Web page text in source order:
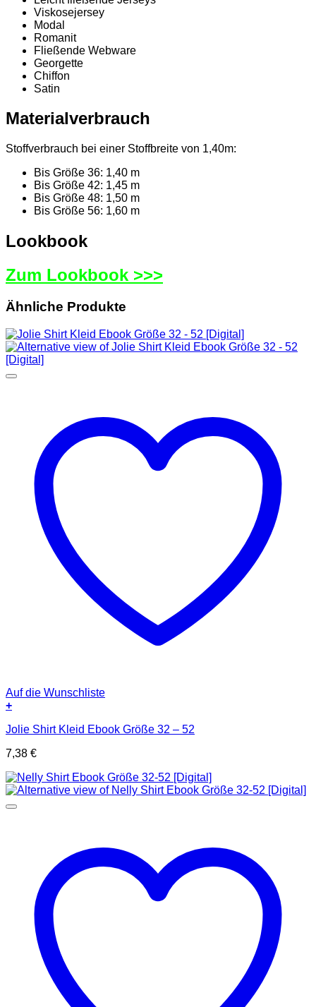
Viskosejersey
Modal
Romanit
Fließende Webware
Georgette
Chiffon
Satin
Materialverbrauch
Stoffverbrauch bei einer Stoffbreite von 1,40m:
Bis Größe 36: 1,40 m
Bis Größe 42: 1,45 m
Bis Größe 48: 1,50 m
Bis Größe 56: 1,60 m
Lookbook
Zum Lookbook >>>
Ähnliche Produkte
Auf die Wunschliste
+
Jolie Shirt Kleid Ebook Größe 32 – 52
7,38 €